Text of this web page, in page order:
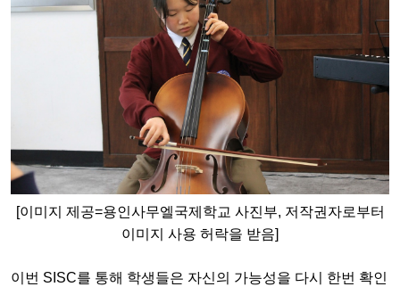
[이미지 제공=용인사무엘국제학교 사진부, 저작권자로부터
이미지 사용 허락을 받음]
이번 SISC를 통해 학생들은 자신의 가능성을 다시 한번 확인